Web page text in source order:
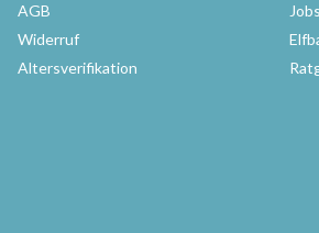
AGB
Widerruf
Altersverifikation
Jobs